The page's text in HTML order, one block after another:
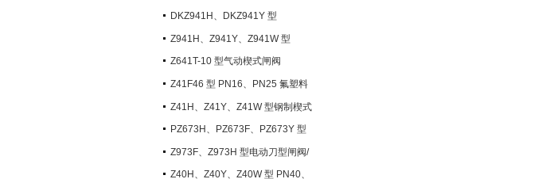
PN100~PN160 承插焊楔式闸阀
DKZ941H、DKZ941Y 型
PN10~PN100 钢制真空闸阀
Z941H、Z941Y、Z941W 型
PN100~PN200 钢制电动楔式闸阀
Z641T-10 型气动楔式闸阀
Z41F46 型 PN16、PN25 氟塑料
衬里楔式闸阀
Z41H、Z41Y、Z41W 型钢制楔式
闸阀PZ673H、PZ673F、PZ673Y 型
气动刀型闸阀/刀闸阀
Z973F、Z973H 型电动刀型闸阀/
刀闸阀
Z40H、Z40Y、Z40W 型 PN40、